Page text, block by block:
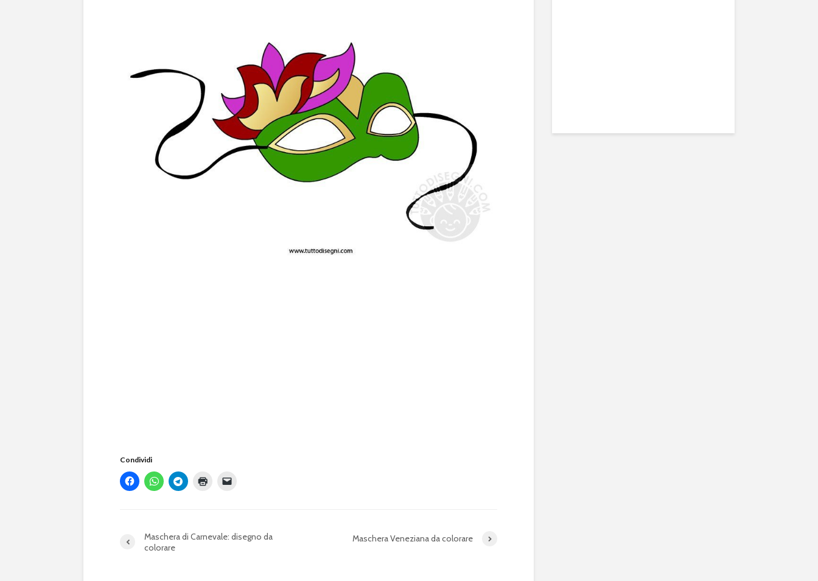
Condividi
Maschera di Carnevale: disegno da
colorare
Maschera Veneziana da colorare